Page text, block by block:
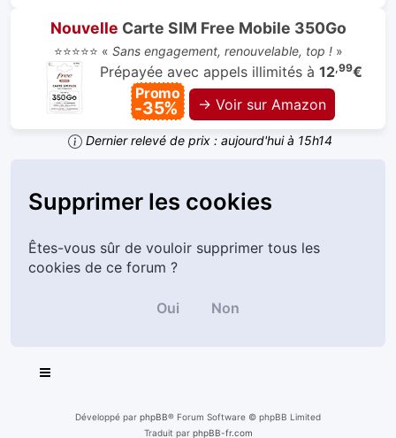
Nouvelle Carte SIM Free Mobile 350Go
⭐⭐⭐⭐⭐ « Sans engagement, renouvelable, top !»
Prépayée avec appels illimités à 12,99€
Promo
-35% → Voir sur Amazon
Dernier relevé de prix : aujourd'hui à 15h14
Supprimer les cookies
Êtes-vous sûr de vouloir supprimer tous les
cookies de ce forum ?
Développé par phpBB® Forum Software © phpBB Limited
Traduit par phpBB-fr.com